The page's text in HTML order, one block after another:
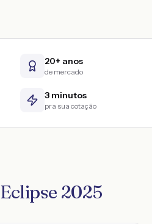
20+ anos
de mercado
3 minutos
pra sua cotação
Eclipse 2025